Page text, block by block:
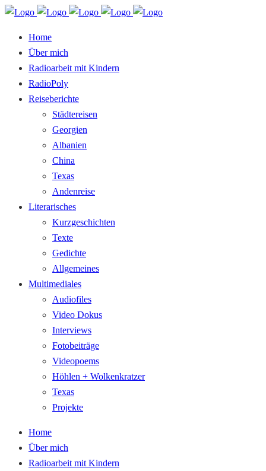
Home
Über mich
Radioarbeit mit Kindern
RadioPoly
Reiseberichte
Städtereisen
Georgien
Albanien
China
Texas
Andenreise
Literarisches
Kurzgeschichten
Texte
Gedichte
Allgemeines
Multimediales
Audiofiles
Video Dokus
Interviews
Fotobeiträge
Videopoems
Höhlen + Wolkenkratzer
Texas
Projekte
Home
Über mich
Radioarbeit mit Kindern